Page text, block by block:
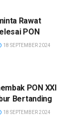
Rawat
PON
18 SEPTEMBER 2024
PON XXI
Bertanding
18 SEPTEMBER 2024